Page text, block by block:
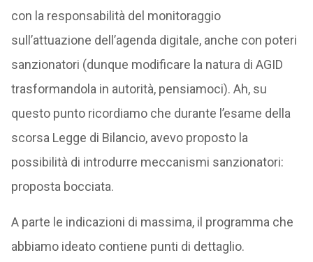
con la responsabilità del monitoraggio
sull’attuazione dell’agenda digitale, anche con poteri
sanzionatori (dunque modificare la natura di AGID
trasformandola in autorità, pensiamoci). Ah, su
questo punto ricordiamo che durante l’esame della
scorsa Legge di Bilancio, avevo proposto la
possibilità di introdurre meccanismi sanzionatori:
proposta bocciata.
A parte le indicazioni di massima, il programma che
abbiamo ideato contiene punti di dettaglio.